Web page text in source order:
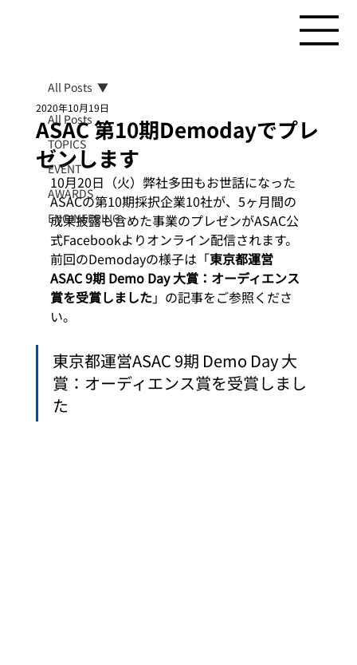
All Posts
TOPICS
EVENT
AWARDS
ENGINEERING
All Posts
ASAC 第10期Demodayでプレ
ゼンします
2020年10月19日
10月20日（火）弊社多田もお世話になった
ASACの第10期採択企業10社が、5ヶ月間の
成果披露も含めた事業のプレゼンがASAC公
式Facebookよりオンライン配信されます。
前回のDemodayの様子は「東京都運営
ASAC 9期 Demo Day 大賞：オーディエンス
賞を受賞しました」の記事をご参照くださ
い。
東京都運営ASAC 9期 Demo Day 大
賞：オーディエンス賞を受賞しまし
た